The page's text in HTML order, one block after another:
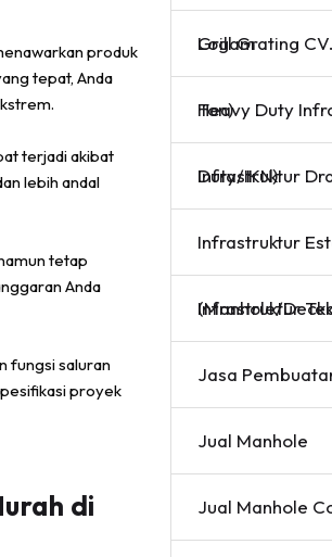
produk
tepat, Anda
terjadi akibat
lebih andal
tetap
Anda
fungsi saluran
proyek
di
Grill Grating CV. Mandiri Sukses Logam
Heavy Duty Infrastructure (Manhole 40 Ton)
Infrastruktur Drainase (Heavy Duty/IKN)
Infrastruktur
Infrastruktur Teknis (Manhole/
Jasa
Jual Manhole
Jual Manhole